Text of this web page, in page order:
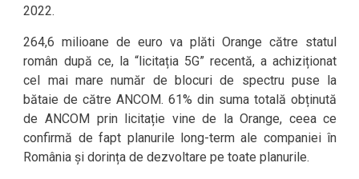
2022.
264,6 milioane de euro va plăti Orange către statul
român după ce, la “licitația 5G” recentă, a achiziționat
cel mai mare număr de blocuri de spectru puse la
bătaie de către ANCOM. 61% din suma totală obținută
de ANCOM prin licitație vine de la Orange, ceea ce
confirmă de fapt planurile long-term ale companiei în
România și dorința de dezvoltare pe toate planurile.